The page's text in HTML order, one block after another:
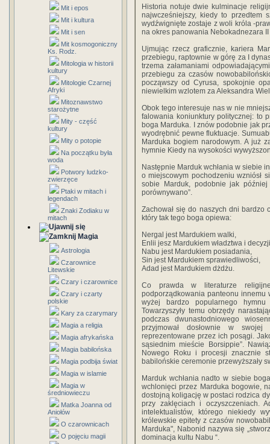
Mit i epos
Mit i kultura
Mit i sen
Mit kosmogoniczny
Ks. Rodz.
Mitologia w historii
kultury
Mitologie Czarnej
Afryki
Mitoznawstwo
starożytne
Mity - część
kultury
Mity o potopie
Na początku była
woda
Potwory ludzko-
zwierzęce
Ptaki w mitach i
legendach
Znaki Zodiaku w
mitach
Magia
Astrologia
Czarownice
Litewskie
Czary i czarownice
Czary i czarty
polskie
Kary za czarymary
Magia a religia
Magia afrykańska
Magia babilońska
Magia podbija świat
Magia w islamie
Magia w
średniowieczu
Matka Joanna od
Aniołów
O czarownicach
O pojęciu magii
Historia notuje dwie kulminacje
najwcześniejszy, kiedy to przedtem
wydźwignięte zostaje z woli króla -
na okres panowania Nebokadnezara
Ujmując rzecz graficznie, kariera
przebiegu, raptownie w górę za I
trzema załamaniami
przebiegu za czasów
począwszy od Cyrusa, spokojnie
niewielkim wzlotem za Aleksandra
Obok tego interesuje nas w nie
falowania koniunktury politycznej: to
boga Marduka. I znów podobnie jak
wyodrębnić pewne fluktuacje.
Marduka bogiem narodowym. A już
hymnie Kiedy na wysokości
Następnie Marduk wchłania w siebie
o miejscowym pochodzeniu wzniósł
sobie Marduk, podobnie jak
porównywano”.
Zachował się do naszych dni bardzo
który tak tego boga opiewa:
Nergal jest Mardukiem walki,
Enlii jesz Mardukiem władztwa i decyzji
Nabu jest Mardukiem posiadania,
Sin jest Mardukiem sprawiedliwości,
Adad jest Mardukiem dżdżu.
Co prawda w literaturze
podporządkowania panteonu
wyżej bardzo popularnego
Towarzyszyły temu obrzędy
podczas dwunastodniowego
przyjmował dosłownie w
reprezentowane przez ich posągi.
sąsiednim mieście Borsippie”.
Nowego Roku i procesji znacznie
babilońskie ceremonie przewyższały
Marduk wchłania nadto w siebie
wchlonięci przez Marduka bogowie,
dostojną koligację w postaci rodzica
przy zaklęciach i oczyszczeniach.
intelektualistów, którego niekiedy
królewskie epitety z czasów
Marduka", Nabonid nazywa się
dominacja kultu Nabu “.